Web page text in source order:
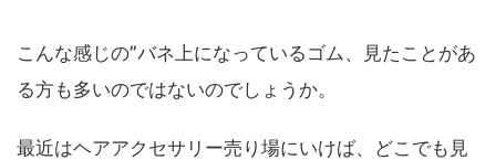
こんな感じの”バネ上になっているゴム、見たことがあ
る方も多いのではないのでしょうか。
最近はヘアアクセサリー売り場にいけば、どこでも見